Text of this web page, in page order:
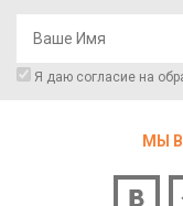
Я даю согласие на
МЫ